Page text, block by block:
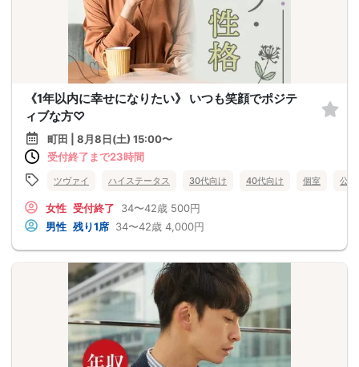
《1年以内に幸せになりたい》 いつも笑顔でポジテ
ィブな方♡
町田 | 8月8日(土) 15:00〜
受付終了まで23時間
ツヴァイ ハイステータス 30代向け 40代向け 個室 公
女性 受付終了 34〜42歳 500円
男性 残り1席 34〜42歳 4,000円